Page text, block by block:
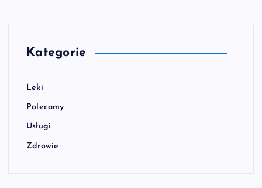
Kategorie
Leki
Polecamy
Usługi
Zdrowie